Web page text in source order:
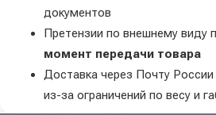
документов
Претензии по внешнему виду
момент передачи товара
Доставка через Почту
из-за ограничений по весу и